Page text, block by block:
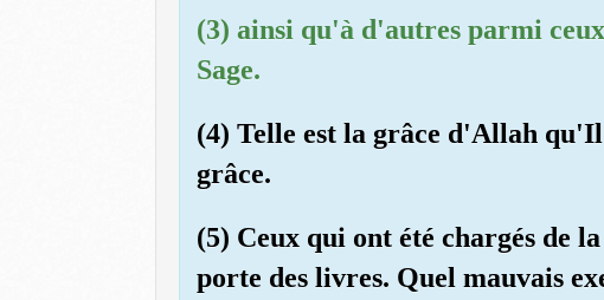
(3) ainsi qu'à d'autres parmi
Sage.
(4) Telle est la grâce d'Allah
grâce.
(5) Ceux qui ont été chargés de
porte des livres. Quel mauvais